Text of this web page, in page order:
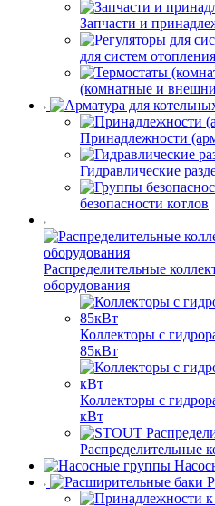
Запчасти и
для систем отопления
(комнатные и
Принадлежности
Гидравлические
безопасности котлов
Распределительные
оборудования
Коллекторы с
85кВт
Коллекторы с
кВт
Распределительные